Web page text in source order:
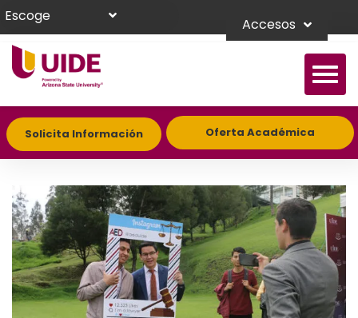
Escoge Accesos
Solicita Información Oferta Académica